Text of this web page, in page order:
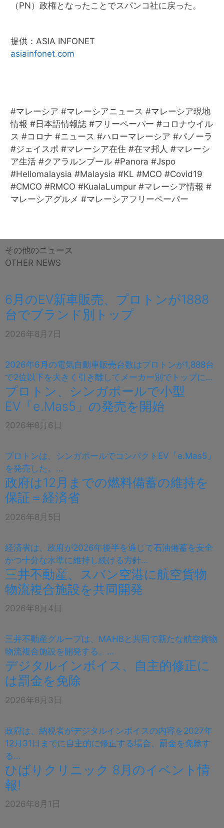
（PN）政権となったことでスパンコ社に戻った。
提供：ASIA INFONET
asiainfonet.com
#マレーシア #マレーシアニュース #マレーシア現地
情報 #日本語情報誌 #フリーペーパー #コロナウイル
ス #コロナ #ニュース #ハローマレーシア #パノーラ
#ジェイスポ #マレーシア在住 #在マ邦人 #マレーシ
ア生活 #クアラルンプール #Panora #Jspo
#Hellomalaysia #Malaysia #KL #MCO #Covid19
#CMCO #RMCO #KualaLumpur #マレーシア情報 #
マレーシアグルメ #マレーシアフリーペーパー
その他のニュース
OTHER NEWS
6月のEV新車販売、プロトンが1888
台でブランド別トップ
2026年8月7日
2026年6月の電気自動車販売台数はプロトンが1,888台
で2位以下を大きく引き離してメーカー別でトップに…
プロトン、シンガポールで小型
EV「e.Mas5」の発売を開始
2026年8月6日
プロトンは、シンガポールでコンパクトEV「e.Mas5」
を発売した。…
政府は12月までの燃料備蓄の維持を
保証＝経済省
2026年8月5日
経済省は、政府が2026年後半を通じて石油備蓄を安全
かつ十分な水準に維持し続ける方針…
三井不動産、スバン空港に航空貨物
物流複合施設を共同開発
2026年8月4日
三井不動産グループは、MAHBと共同で新たな航空貨物
物流複合施設を開発する。…
デジタルインボイス、自主的修正に
は罰金を免除
2026年8月3日
政府は、納税者がデジタルインボイスの内容を2027年
12月31日までに自主的に修正する場合、罰金を免除す
る…
ひばりクリニック 8月のイベント情
報!
2026年8月1日